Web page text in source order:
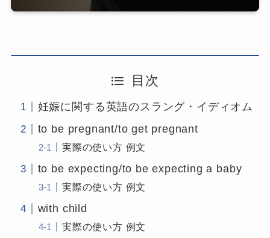
目次
妊娠に関する英語のスラング・イディオム
to be pregnant/to get pregnant
実際の使い方 例文
to be expecting/to be expecting a baby
実際の使い方 例文
with child
実際の使い方 例文